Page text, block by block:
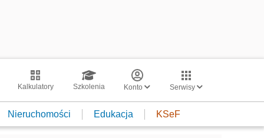
Kalkulatory Szkolenia Konto Serwisy
Nieruchomości Edukacja KSeF